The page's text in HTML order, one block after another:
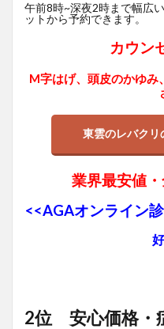
午前8時~深夜2時まで幅広
ットから予約できます。
カウン
M字はげ、頭皮のかゆみ
東雲のレバクリ
業界最安値
<<AGAオンライン
2位 安心価格・